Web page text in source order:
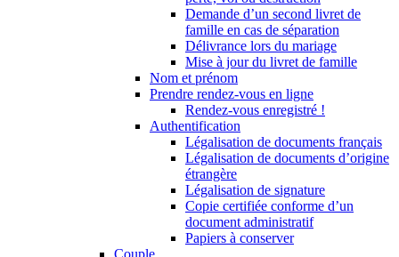
Demande d’un second livret de
famille en cas de séparation
Délivrance lors du mariage
Mise à jour du livret de famille
Nom et prénom
Prendre rendez-vous en ligne
Rendez-vous enregistré !
Authentification
Légalisation de documents français
Légalisation de documents d’origine
étrangère
Légalisation de signature
Copie certifiée conforme d’un
document administratif
Papiers à conserver
Couple